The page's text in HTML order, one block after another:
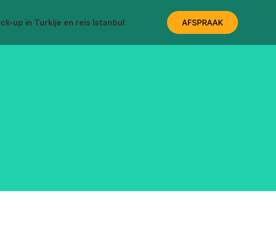
up in Turkije en reis Istanbul AFSPRAAK